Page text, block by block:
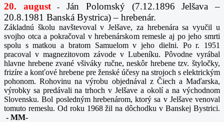
20. august-
Ján Polomský (7.12.1896 Jelšava –
20.8.1981 Banská Bystrica) – hrebenár.
Základnú školu navštevoval v Jelšave, za hrebenára sa vyučil u
svojho otca a pokračoval v hrebenárskom remesle aj po jeho smrti
spolu s matkou a bratom Samuelom v jeho dielni. Po r. 1951
pracoval v magnezitovom závode v Lubeníku. Pôvodne vyrábal
hlavne hrebene zvané všiváky ručne, neskôr hrebene tzv. štyločky,
frizíre a konťové hrebene pre ženské účesy na strojoch s elektrickým
pohonom. Rohovinu na výrobu objednával z Čiech a Maďarska,
výrobky sa predávali na trhoch v Jelšave a okolí a na východnom
Slovensku. Bol posledným hrebenárom, ktorý sa v Jelšave venoval
tomuto remeslu. Od roku 1968 žil na dôchodku v Banskej Bystrici.
- MM-